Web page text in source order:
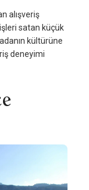
alışveriş
satan küçük
kültürüne
deneyimi